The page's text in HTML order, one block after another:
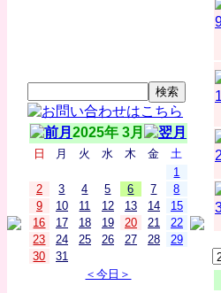
2025年 3月
日 月 火 水 木 金
土
1
2
3 4 5 6 7
8
9
10 11 12 13 14
15
16
17 18 19 20 21
22
23
24 25 26 27 28
29
30
31
＜今日＞